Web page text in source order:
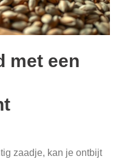
met een
zaadje, kan je ontbijt